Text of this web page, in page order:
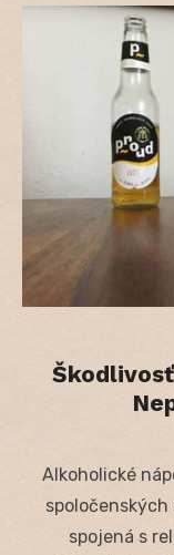
Alkoholické
spojená s